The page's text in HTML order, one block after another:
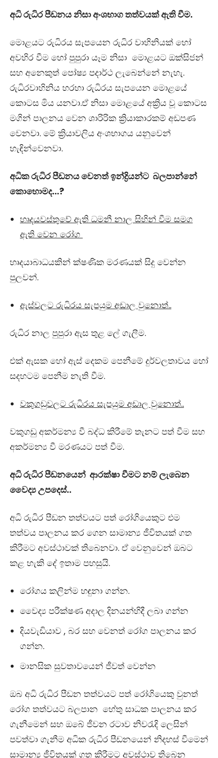
අධි රුධිර පීඩනය නිසා අංශභාග තත්වයක් ඇති වීම.
මොළයට රුධිරය සැපයෙන රුධිර වාහිනියක් හෝ
අවහිර වීම හෝ පුපුරා යෑම නිසා මොළයට ඔක්සිජන්
සහ අනෙකුත් පෝෂ්‍ය පදාර්ථ ලැබෙන්නේ නැහැ.
රුධිරවාහිනිය හරහා රුධිරය සැපයෙන මොළයේ
කොටස මිය යනවා.ඒ නිසා මොළයේ අක්‍රිය වූ කොටස
මගින් පාලනය වෙන ශාරිරික ක්‍රියාකාරකම් අඩපණ
වෙනවා. මේ ක්‍රියාවලිය අංශභාගය යනුවෙන්
හැඳින්වෙනවා.
අධික රුධිර පීඩනය වෙනත් ඉන්ද්‍රියන්ට බලපාන්නේ
කොහොමද…?
හෘදයවස්තුවේ ඇති ධමනී නාල සිහින් වීම සමග
ඇති වෙන රෝග
හෘදයාබාධයකින් ක්ෂණික මරණයක් සිදු වෙන්න
පුලවන්.
ඇස්වලට රුධිරය සැපයුම අඩාල වුනොත්..
රුධිර නාල පුපුරා ඇස තුළ ලේ ගැලීම.
එක් ඇසක හෝ ඇස් දෙකම පෙනීමේ දුර්වලතාවය හෝ
සදහටම පෙනීම නැති වීම.
වකුගඩුවලට රුධිරය සැපයුම අඩාල වුනොත්..
වකුගඩු අකර්මන්‍ය වී බද්ධ කිරීමේ තැනට පත් වීම සහ
අකර්මන්‍ය වී මරණයට පත් වීම.
අධි රුධිර පීඩනයෙන් ආරක්ෂා වීමට නම් ලැබෙන
වෛද්‍ය උපදෙස්..
අධි රුධිර පීඩන තත්වයට පත් රෝගියෙකුට එම
තත්වය පාලනය කර ගෙන සාමාන්‍ය ජීවිතයක් ගත
කිරීමට අවස්ථාවක් තිබෙනවා. ඒ වෙනුවෙන් ඔබට
කළ හැකි දේ ඉතාම පහසුයි.
රෝගය කලින්ම හඳුනා ගන්න.
වෛද්‍ය පරීක්ෂණ අදාල දිනයන්හිදී ලබා ගන්න
දියවැඩියාව , බර සහ වෙනත් රෝග පාලනය කර
ගන්න.
මානසික සුවතාවයෙන් ජීවත් වෙන්න
ඔබ අධි රුධිර පීඩන තත්වයට පත් රෝගියෙකු වුනත්
රෝග තත්වයට බලපාන හේතු සාධක පාලනය කර
ගැනීමෙන් සහ ඔබේ ජීවන රටාව නිවරැදි ලෙසින්
පවත්වා ගැනීම අධික රුධිර පීඩනයෙන් නිදහස් වීමෙන්
සාමාන්‍ය ජීවිතයක් ගත කිරීමට අවස්ථාව තිබෙන